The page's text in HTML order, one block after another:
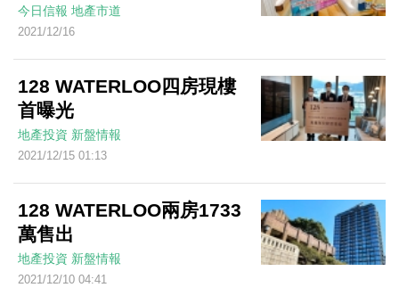
今日信報 地產市道
2021/12/16
128 WATERLOO四房現樓
首曝光
地產投資 新盤情報
2021/12/15 01:13
128 WATERLOO兩房1733
萬售出
地產投資 新盤情報
2021/12/10 04:41